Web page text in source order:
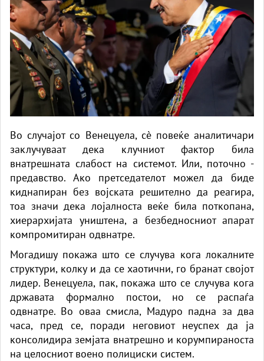
Во случајот со Венецуела, сè повеќе аналитичари
заклучуваат дека клучниот фактор била
внатрешната слабост на системот. Или, поточно -
предавство. Ако претседателот можел да биде
киднапиран без војската решително да реагира,
тоа значи дека лојалноста веќе била поткопана,
хиерархијата уништена, а безбедносниот апарат
компромитиран одвнатре.
Могадишу покажа што се случува кога локалните
структури, колку и да се хаотични, го бранат својот
лидер. Венецуела, пак, покажа што се случува кога
државата формално постои, но се распаѓа
одвнатре. Во оваа смисла, Мадуро падна за два
часа, пред се, поради неговиот неуспех да ја
консолидира земјата внатрешно и корумпираноста
на целосниот воено полициски систем.